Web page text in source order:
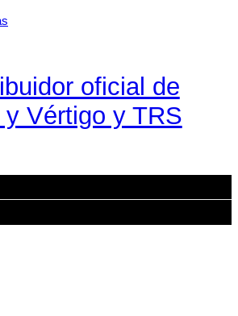
oficial de
y Vértigo y TRS